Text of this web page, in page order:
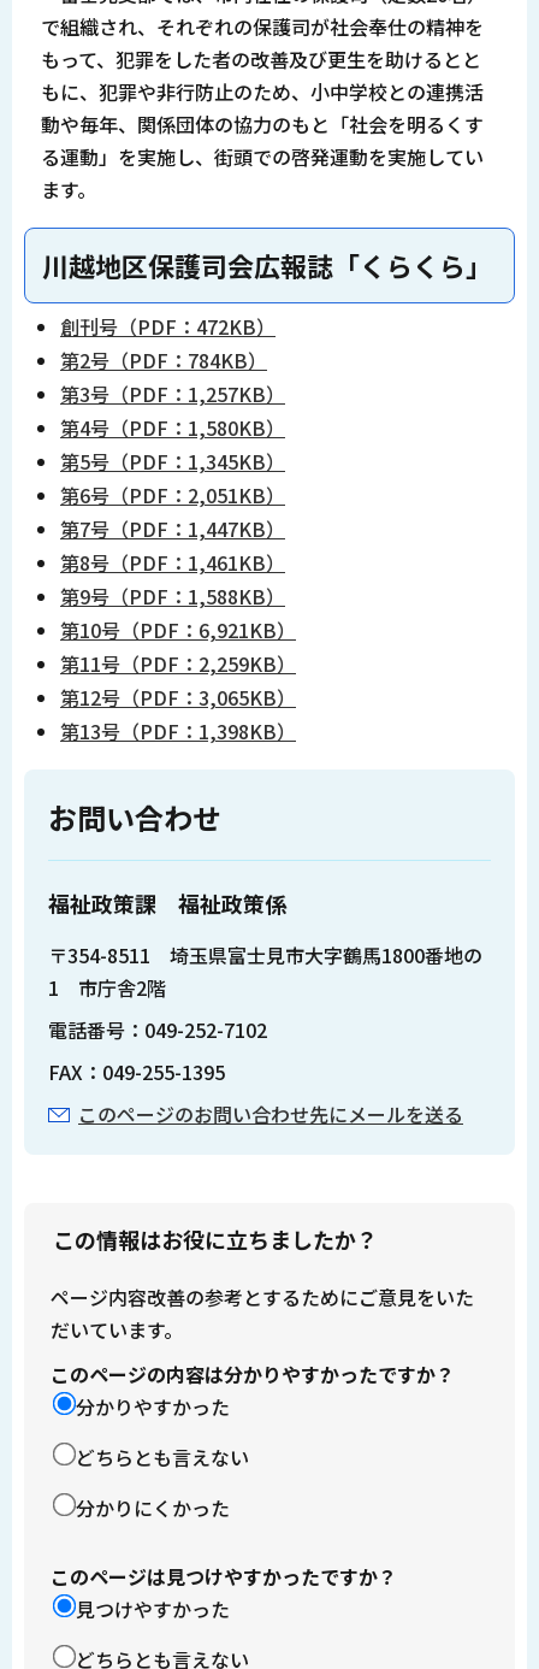
で組織され、それぞれの保護司が社会奉仕の精神を
もって、犯罪をした者の改善及び更生を助けるとと
もに、犯罪や非行防止のため、小中学校との連携活
動や毎年、関係団体の協力のもと「社会を明るくす
る運動」を実施し、街頭での啓発運動を実施してい
ます。
川越地区保護司会広報誌「くらくら」
創刊号（PDF：472KB）
第2号（PDF：784KB）
第3号（PDF：1,257KB）
第4号（PDF：1,580KB）
第5号（PDF：1,345KB）
第6号（PDF：2,051KB）
第7号（PDF：1,447KB）
第8号（PDF：1,461KB）
第9号（PDF：1,588KB）
第10号（PDF：6,921KB）
第11号（PDF：2,259KB）
第12号（PDF：3,065KB）
第13号（PDF：1,398KB）
お問い合わせ
福祉政策課 福祉政策係
〒354-8511 埼玉県富士見市大字鶴馬1800番地の
1 市庁舎2階
電話番号：049-252-7102
FAX：049-255-1395
このページのお問い合わせ先にメールを送る
この情報はお役に立ちましたか？
ページ内容改善の参考とするためにご意見をいた
だいています。
このページの内容は分かりやすかったですか？
分かりやすかった
どちらとも言えない
分かりにくかった
このページは見つけやすかったですか？
見つけやすかった
どちらとも言えない